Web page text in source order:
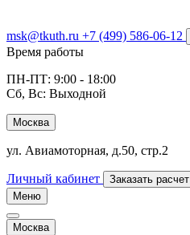
msk@tkuth.ru +7 (499) 586-06-12
Время работы
ПН-ПТ: 9:00 - 18:00
Сб, Вс: Выходной
Москва
ул. Авиамоторная, д.50, стр.2
Личный кабинет
Заказать расчет
Меню
Москва